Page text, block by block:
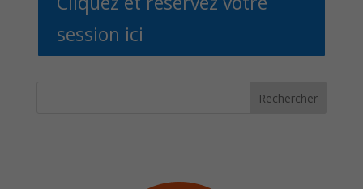
session ici
Rechercher